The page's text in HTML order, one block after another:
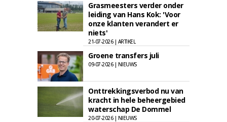
Grasmeesters verder onder
leiding van Hans Kok: 'Voor
onze klanten verandert er
niets'
21-07-2026 | ARTIKEL
Groene transfers juli
09-07-2026 | NIEUWS
Onttrekkingsverbod nu van
kracht in hele beheergebied
waterschap De Dommel
20-07-2026 | NIEUWS